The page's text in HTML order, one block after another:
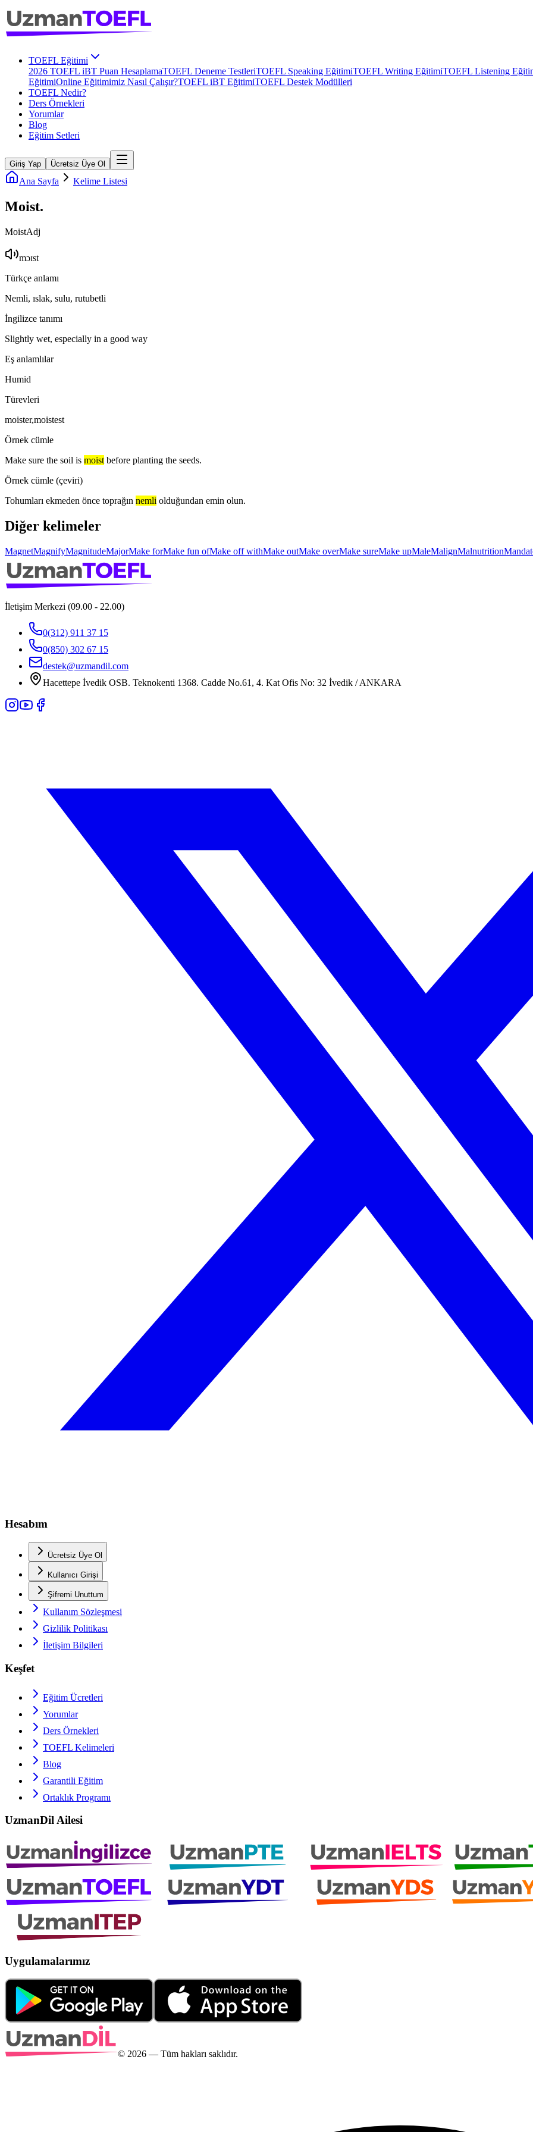
TOEFL Eğitimi
2026 TOEFL iBT Puan HesaplamaTOEFL Deneme TestleriTOEFL Speaking EğitimiTOEFL Writing EğitimiTOEFL Listening
EğitimiOnline Eğitimimiz Nasıl Çalışır?TOEFL iBT EğitimiTOEFL Destek Modülleri
TOEFL Nedir?
Ders Örnekleri
Yorumlar
Blog
Eğitim Setleri
Giriş Yap Ücretsiz Üye Ol
Ana Sayfa Kelime Listesi
Moist.
MoistAdj
mɔɪst
Türkçe anlamı
Nemli, ıslak, sulu, rutubetli
İngilizce tanımı
Slightly wet, especially in a good way
Eş anlamlılar
Humid
Türevleri
moister,moistest
Örnek cümle
Make sure the soil is moist before planting the seeds.
Örnek cümle (çeviri)
Tohumları ekmeden önce toprağın nemli olduğundan emin olun.
Diğer kelimeler
MagnetMagnifyMagnitudeMajorMake forMake fun ofMake off withMake outMake overMake sureMake upMaleMalignMalnutrition
İletişim Merkezi (09.00 - 22.00)
0(312) 911 37 15
0(850) 302 67 15
destek@uzmandil.com
Hacettepe İvedik OSB. Teknokenti 1368. Cadde No.61, 4. Kat Ofis No: 32 İvedik / ANKARA
Hesabım
Ücretsiz Üye Ol
Kullanıcı Girişi
Şifremi Unuttum
Kullanım Sözleşmesi
Gizlilik Politikası
İletişim Bilgileri
Keşfet
Eğitim Ücretleri
Yorumlar
Ders Örnekleri
TOEFL Kelimeleri
Blog
Garantili Eğitim
Ortaklık Programı
UzmanDil Ailesi
Uygulamalarımız
© 2026 — Tüm hakları saklıdır.